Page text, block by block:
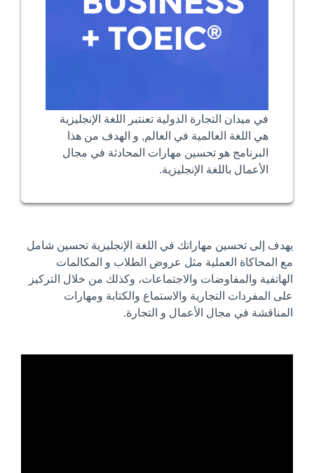
في ميدان التجارة الدولية تعنتبر اللغة الإنجليزية
هي اللغة العالمية في العالم, و الهدف من هذا
البرنامج هو تحسين مهارات المحادثة في مجال
الأعمال باللغة الإنجليزية.
يهدف إلى تحسين مهاراتك في اللغة الإنجليزية تحسين شامل
مع المحاكاة العملية مثل عروض الطلاب و المكالمات
الهاتفية والمفاوضات والاجتماعات، وكذلك من خلال التركيز
على المفردات التجارية والاستماع والكتابة ومهارات
المناقشة في مجال الأعمال و التجارة.